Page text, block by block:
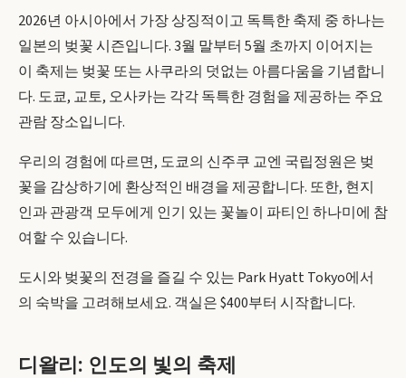
2026년 아시아에서 가장 상징적이고 독특한 축제 중 하나는
일본의 벚꽃 시즌입니다. 3월 말부터 5월 초까지 이어지는
이 축제는 벚꽃 또는 사쿠라의 덧없는 아름다움을 기념합니
다. 도쿄, 교토, 오사카는 각각 독특한 경험을 제공하는 주요
관람 장소입니다.
우리의 경험에 따르면, 도쿄의 신주쿠 교엔 국립정원은 벚
꽃을 감상하기에 환상적인 배경을 제공합니다. 또한, 현지
인과 관광객 모두에게 인기 있는 꽃놀이 파티인 하나미에 참
여할 수 있습니다.
도시와 벚꽃의 전경을 즐길 수 있는 Park Hyatt Tokyo에서
의 숙박을 고려해보세요. 객실은 $400부터 시작합니다.
디왈리: 인도의 빛의 축제